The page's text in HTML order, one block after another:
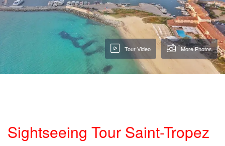
Tour Video More Photos
Sightseeing Tour Saint-Tropez